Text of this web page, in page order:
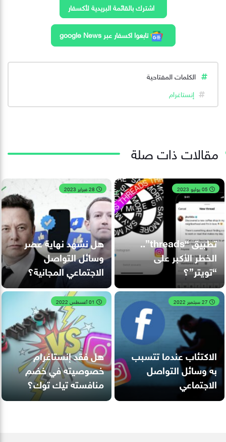
اشترك بالقائمة البريدية لأكسفار
تابعوا اكسفار عبر google News
الكلمات المفتاحية
إنستاغرام
مقالات ذات صلة
تطبيق “threads”..
الخطر الأكبر على
“تويتر”؟
هل نشهد نهاية عصر
وسائل التواصل
الاجتماعي المجانية؟
الاكتئاب عندما تتسبب
به وسائل التواصل
الاجتماعي
هل فقد إنستاغرام
خصوصيته في خضم
منافسته تيك توك؟